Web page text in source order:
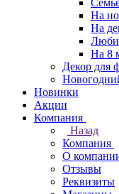
На
На
На 8
Декор для
Новинки
Акции
Компания
Назад
Компания
О
Отзывы
Реквизиты